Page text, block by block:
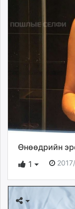
Өнөөдрийн
1